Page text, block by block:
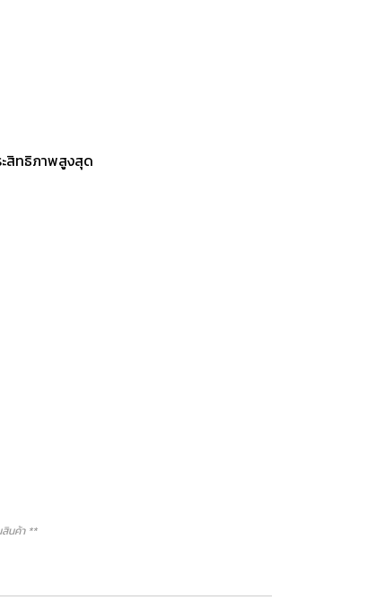
สิทธิภาพสูงสุด
นค้า **